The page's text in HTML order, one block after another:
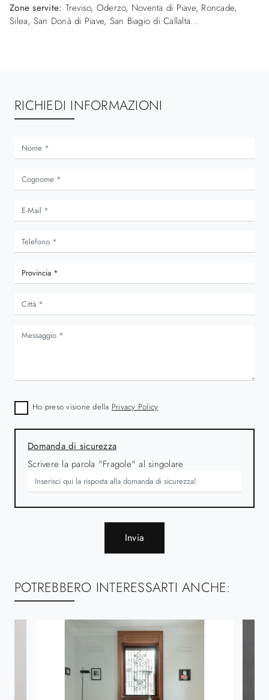
Zone servite: Treviso, Oderzo, Noventa di Piave, Roncade,
Silea, San Donà di Piave, San Biagio di Callalta...
RICHIEDI INFORMAZIONI
Ho preso visione della Privacy Policy
Domanda di sicurezza
Scrivere la parola "Fragole" al singolare
Invia
POTREBBERO INTERESSARTI ANCHE: